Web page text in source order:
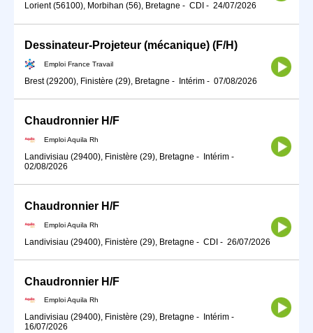
Lorient (56100), Morbihan (56), Bretagne - CDI - 24/07/2026
Dessinateur-Projeteur (mécanique) (F/H)
Emploi France Travail
Brest (29200), Finistère (29), Bretagne - Intérim - 07/08/2026
Chaudronnier H/F
Emploi Aquila Rh
Landivisiau (29400), Finistère (29), Bretagne - Intérim -
02/08/2026
Chaudronnier H/F
Emploi Aquila Rh
Landivisiau (29400), Finistère (29), Bretagne - CDI - 26/07/2026
Chaudronnier H/F
Emploi Aquila Rh
Landivisiau (29400), Finistère (29), Bretagne - Intérim -
16/07/2026